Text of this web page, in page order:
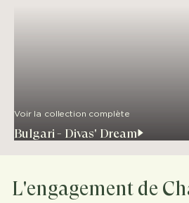
Voir la collection complète
Bulgari - Divas' Dream
L'engagement de